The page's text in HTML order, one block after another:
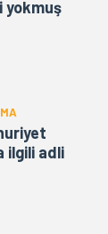
yokmuş
ilgili adli